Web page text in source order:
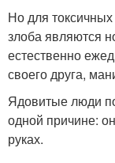
Но для
злоба являются
естественно
своего друга,
Ядовитые люди
одной причине:
руках.